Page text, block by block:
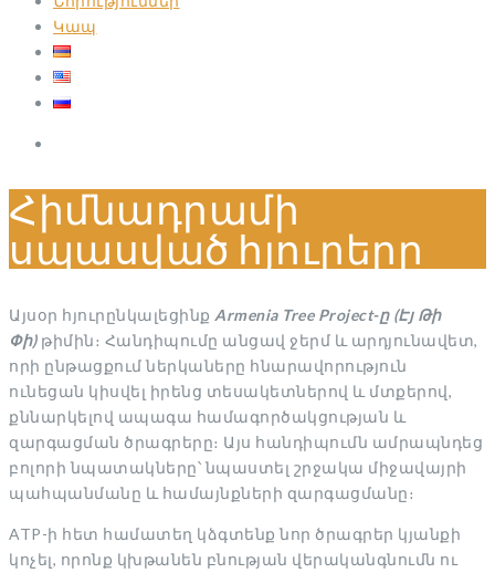
Կապ
Հիմնադրամի
սպասված հյուրերը
Այսօր հյուրընկալեցինք Armenia Tree Project-ը (Էյ Թի
Փի) թիմին։ Հանդիպումը անցավ ջերմ և արդյունավետ,
որի ընթացքում ներկաները հնարավորություն
ունեցան կիսվել իրենց տեսակետներով և մտքերով,
քննարկելով ապագա համագործակցության և
զարգացման ծրագրերը։ Այս հանդիպումն ամրապնդեց
բոլորի նպատակները՝ նպաստել շրջակա միջավայրի
պահպանմանը և համայնքների զարգացմանը։
ATP-ի հետ համատեղ կձգտենք նոր ծրագրեր կյանքի
կոչել, որոնք կխթանեն բնության վերականգնումն ու